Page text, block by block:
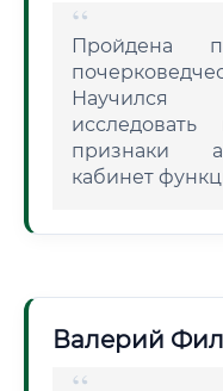
Пройдена
Научился
признаки
кабинет
Валерий